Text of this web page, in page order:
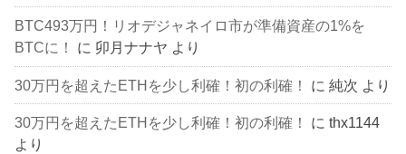
BTC493万円！リオデジャネイロ市が準備資産の1%を
BTCに！
に 卯月ナナヤ より
30万円を超えたETHを少し利確！初の利確！ に純次 より
30万円を超えたETHを少し利確！初の利確！ にthx1144
より